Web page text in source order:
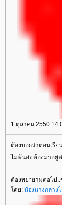
1 ตุลาคม 2550
ต้องบอกว่าตอนเรีย
ไม่พ้นอ่ะ ต้องมาอยู่ต่
ต้องพยายามต่อไป
ดย: น้องนางกลางไ